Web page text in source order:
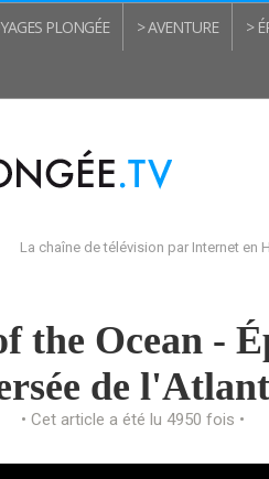
PLONGÉE > AVENTURE >
La chaîne de télévision par Internet en
the Ocean -
de
• Cet article a été lu 4950 fois •